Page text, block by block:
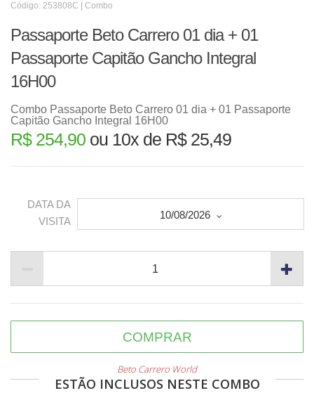
Código: 253808C | Combo
Passaporte Beto Carrero 01 dia + 01
Passaporte Capitão Gancho Integral
16H00
Combo Passaporte Beto Carrero 01 dia + 01 Passaporte
Capitão Gancho Integral 16H00
R$ 254,90 ou 10x de R$ 25,49
DATA DA
VISITA
10/08/2026
COMPRAR
Beto Carrero World
ESTÃO INCLUSOS NESTE COMBO